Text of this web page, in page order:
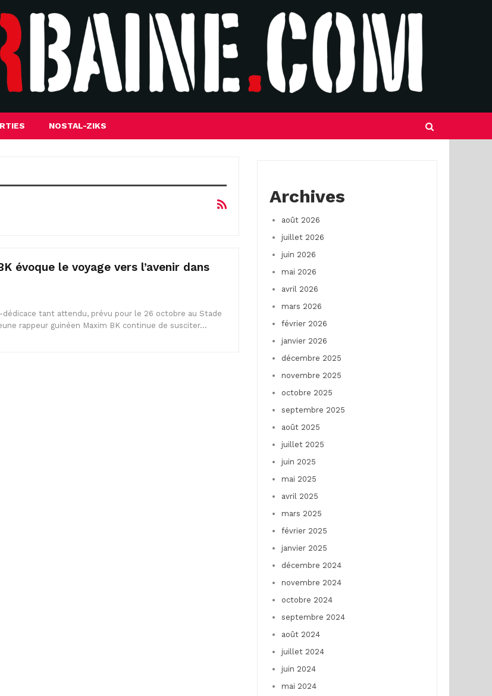
NOSTAL-ZIKS
évoque le voyage vers l’avenir dans
tant attendu, prévu pour le 26 octobre au Stade
rappeur guinéen Maxim BK continue de susciter…
Archives
août 2026
juillet 2026
juin 2026
mai 2026
avril 2026
mars 2026
février 2026
janvier 2026
décembre 2025
novembre 2025
octobre 2025
septembre 2025
août 2025
juillet 2025
juin 2025
mai 2025
avril 2025
mars 2025
février 2025
janvier 2025
décembre 2024
novembre 2024
octobre 2024
septembre 2024
août 2024
juillet 2024
juin 2024
mai 2024